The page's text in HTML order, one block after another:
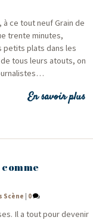
ce tout neuf Grain de
trente minutes,
petits plats dans les
tous leurs atouts, on
En savoir plus
Scène 0
Il a tout pour deve­nir